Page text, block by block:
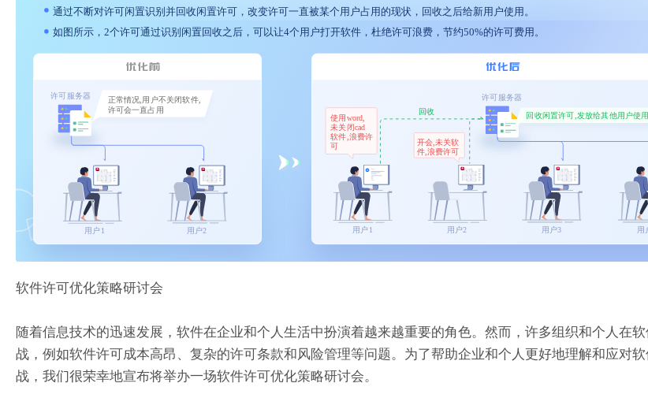
软件许可优化策略研讨会
随着信息技术的迅速发展，软件在企业和个人生活中扮演着越来越重要的角色。然而，许多组织和个人在
战，例如软件许可成本高昂、复杂的许可条款和风险管理等问题。为了帮助企业和个人更好地理解和应对
战，我们很荣幸地宣布将举办一场软件许可优化策略研讨会。